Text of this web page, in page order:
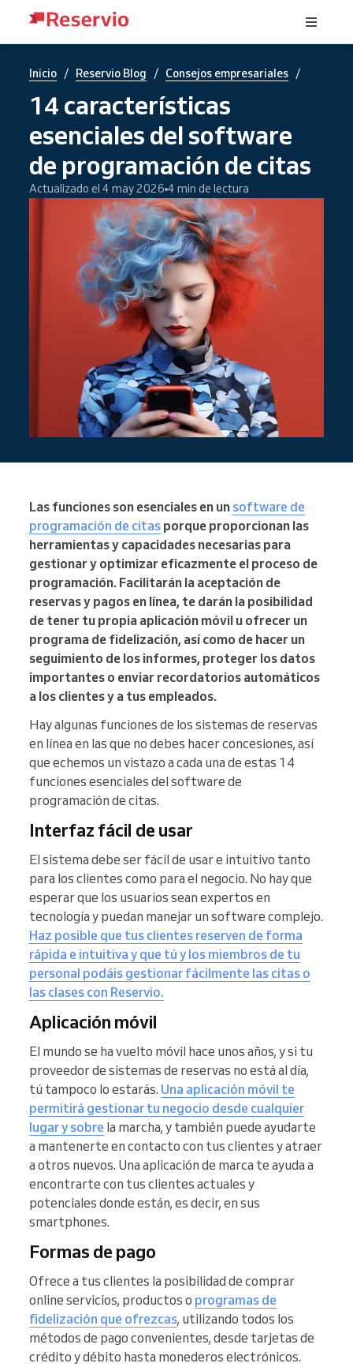
Inicio / Reservio Blog / Consejos empresariales /
14 características
esenciales del software
de programación de citas
Actualizado el 4 may 2026 4 min de lectura
Las funciones son esenciales en un software de
programación de citas porque proporcionan las
herramientas y capacidades necesarias para
gestionar y optimizar eficazmente el proceso de
programación. Facilitarán la aceptación de
reservas y pagos en línea, te darán la posibilidad
de tener tu propia aplicación móvil u ofrecer un
programa de fidelización, así como de hacer un
seguimiento de los informes, proteger los datos
importantes o enviar recordatorios automáticos
a los clientes y a tus empleados.
Hay algunas funciones de los sistemas de reservas
en línea en las que no debes hacer concesiones, así
que echemos un vistazo a cada una de estas 14
funciones esenciales del software de
programación de citas.
Interfaz fácil de usar
El sistema debe ser fácil de usar e intuitivo tanto
para los clientes como para el negocio. No hay que
esperar que los usuarios sean expertos en
tecnología y puedan manejar un software complejo.
Haz posible que tus clientes reserven de forma
rápida e intuitiva y que tú y los miembros de tu
personal podáis gestionar fácilmente las citas o
las clases con Reservio.
Aplicación móvil
El mundo se ha vuelto móvil hace unos años, y si tu
proveedor de sistemas de reservas no está al día,
tú tampoco lo estarás. Una aplicación móvil te
permitirá gestionar tu negocio desde cualquier
lugar y sobre la marcha, y también puede ayudarte
a mantenerte en contacto con tus clientes y atraer
a otros nuevos. Una aplicación de marca te ayuda a
encontrarte con tus clientes actuales y
potenciales donde están, es decir, en sus
smartphones.
Formas de pago
Ofrece a tus clientes la posibilidad de comprar
online servicios, productos o programas de
fidelización que ofrezcas, utilizando todos los
métodos de pago convenientes, desde tarjetas de
crédito y débito hasta monederos electrónicos.